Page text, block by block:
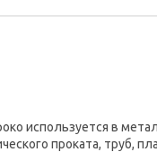
используется в
проката, труб,